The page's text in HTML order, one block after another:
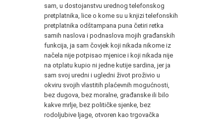
sam, u dostojanstvu urednog telefonskog
pretplatnika, lice o kome su u knjizi telefonskih
pretplatnika odštampana puna četiri retka
samih naslova i podnaslova mojih građanskih
funkcija, ja sam čovjek koji nikada nikome iz
načela nije potpisao mjenice i koji nikada nije
na otplatu kupio ni jedne kutije sardina, jer ja
sam svoj uredni i ugledni život proživio u
okviru svojih vlastitih plaćevnih mogućnosti,
bez dugova, bez moralne, građanske ili bilo
kakve mrlje, bez političke sjenke, bez
rodoljubive ljage, otvoren kao trgovačka